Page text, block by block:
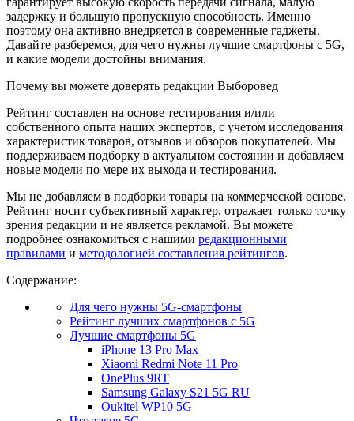
задержку и большую пропускную способность. Именно
поэтому она активно внедряется в современные гаджеты.
Давайте разберемся, для чего нужны лучшие смартфоны с 5G,
и какие модели достойны внимания.
Почему вы можете доверять редакции Выборовед
Рейтинг составлен на основе тестирования и/или
собственного опыта наших экспертов, с учетом исследования
характеристик товаров, отзывов и обзоров покупателей. Мы
поддерживаем подборку в актуальном состоянии и добавляем
новые модели по мере их выхода и тестирования.
Мы не добавляем в подборки товары на коммерческой основе.
Рейтинг носит субъективный характер, отражает только точку
зрения редакции и не является рекламой. Вы можете
подробнее ознакомиться с нашими редакционными
правилами и методологией составления рейтингов.
Содержание:
Для чего нужны 5G-смартфоны
Рейтинг лучших смартфонов с 5G
Лучшие смартфоны 5G
iPhone 13 Pro Max
Xiaomi Redmi Note 11 Pro
OnePlus 9RT
Samsung Galaxy S21 5G RU
Oukitel WP10 5G